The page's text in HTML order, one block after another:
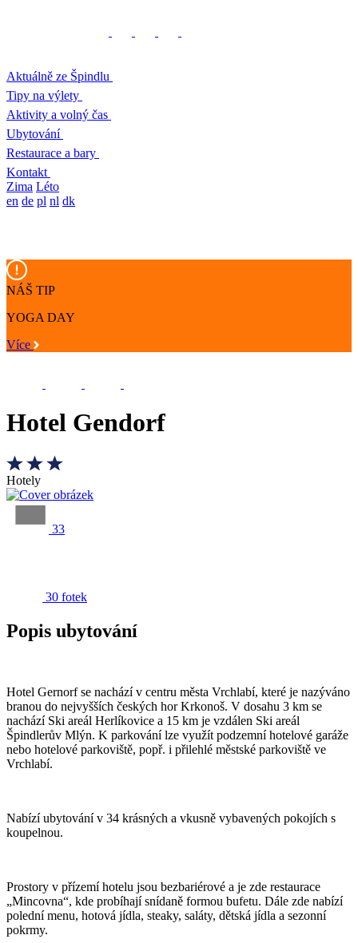
Aktuálně ze Špindlu
Tipy na výlety
Aktivity a volný čas
Ubytování
Restaurace a bary
Kontakt
Zima Léto
en de pl nl dk
NÁŠ TIP
YOGA DAY
Více
Hotel Gendorf
Hotely
33
30 fotek
Popis ubytování
Hotel Gernorf se nachází v centru města Vrchlabí, které je nazýváno
branou do nejvyšších českých hor Krkonoš. V dosahu 3 km se
nachází Ski areál Herlíkovice a 15 km je vzdálen Ski areál
Špindlerův Mlýn. K parkování lze využít podzemní hotelové garáže
nebo hotelové parkoviště, popř. i přilehlé městské parkoviště ve
Vrchlabí.
Nabízí ubytování v 34 krásných a vkusně vybavených pokojích s
koupelnou.
Prostory v přízemí hotelu jsou bezbariérové a je zde restaurace
„Mincovna“, kde probíhají snídaně formou bufetu. Dále zde nabízí
polední menu, hotová jídla, steaky, saláty, dětská jídla a sezonní
pokrmy.